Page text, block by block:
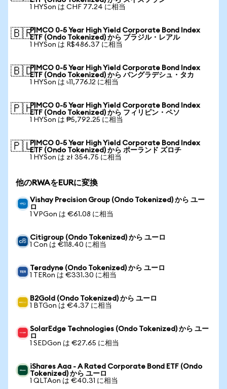
1 HYSon は CHF 77.24 に相当
🇧🇷PIMCO 0-5 Year High Yield Corporate Bond Index
ETF (Ondo Tokenized) から ブラジル・レアル
1 HYSon は R$486.37 に相当
🇧🇩PIMCO 0-5 Year High Yield Corporate Bond Index
ETF (Ondo Tokenized) から バングラデシュ・タカ
1 HYSon は ৳11,776.12 に相当
🇵🇭PIMCO 0-5 Year High Yield Corporate Bond Index
ETF (Ondo Tokenized) から フィリピン・ペソ
1 HYSon は ₱5,792.25 に相当
🇵🇱PIMCO 0-5 Year High Yield Corporate Bond Index
ETF (Ondo Tokenized) から ポーランド ズロチ
1 HYSon は zł 354.75 に相当
他のRWAをEURに変換
Vishay Precision Group (Ondo Tokenized) から ユー
ロ
1 VPGon は €61.08 に相当
Citigroup (Ondo Tokenized) から ユーロ
1 Con は €118.40 に相当
Teradyne (Ondo Tokenized) から ユーロ
1 TERon は €331.30 に相当
B2Gold (Ondo Tokenized) から ユーロ
1 BTGon は €4.37 に相当
SolarEdge Technologies (Ondo Tokenized) から ユー
ロ
1 SEDGon は €27.65 に相当
iShares Aaa - A Rated Corporate Bond ETF (Ondo
Tokenized) から ユーロ
1 QLTAon は €40.31 に相当